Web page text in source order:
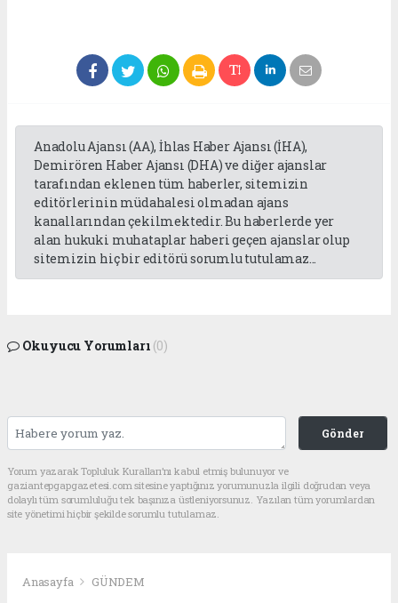
Anadolu Ajansı (AA), İhlas Haber Ajansı (İHA),
Demirören Haber Ajansı (DHA) ve diğer ajanslar
tarafından eklenen tüm haberler, sitemizin
editörlerinin müdahalesi olmadan ajans
kanallarından çekilmektedir. Bu haberlerde yer
alan hukuki muhataplar haberi geçen ajanslar olup
sitemizin hiç bir editörü sorumlu tutulamaz...
Okuyucu Yorumları (0)
Gönder
Yorum yazarak Topluluk Kuralları’nı kabul etmiş bulunuyor ve
gaziantepgapgazetesi.com sitesine yaptığınız yorumunuzla ilgili doğrudan veya
dolaylı tüm sorumluluğu tek başınıza üstleniyorsunuz. Yazılan tüm yorumlardan
site yönetimi hiçbir şekilde sorumlu tutulamaz.
Anasayfa GÜNDEM